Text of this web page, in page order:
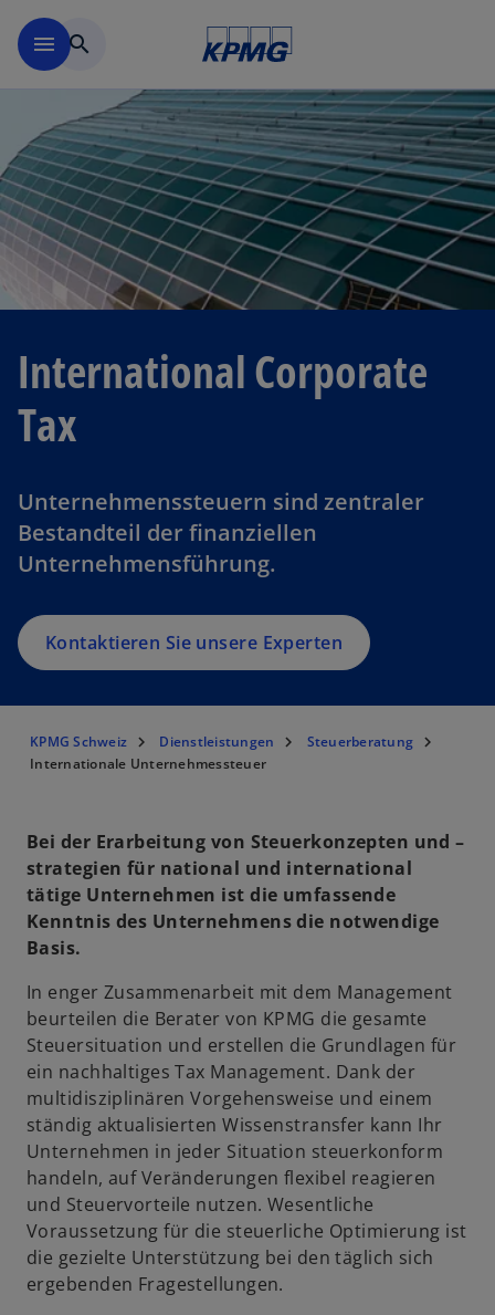
menu search
International Corporate
Tax
Unternehmenssteuern sind zentraler
Bestandteil der finanziellen
Unternehmensführung.
Kontaktieren Sie unsere Experten
KPMG Schweiz Dienstleistungen
Steuerberatung
Internationale Unternehmessteuer
Bei der Erarbeitung von Steuerkonzepten und –
strategien für national und international
tätige Unternehmen ist die umfassende
Kenntnis des Unternehmens die notwendige
Basis.
In enger Zusammenarbeit mit dem Management
beurteilen die Berater von KPMG die gesamte
Steuersituation und erstellen die Grundlagen für
ein nachhaltiges Tax Management. Dank der
multidisziplinären Vorgehensweise und einem
ständig aktualisierten Wissenstransfer kann Ihr
Unternehmen in jeder Situation steuerkonform
handeln, auf Veränderungen flexibel reagieren
und Steuervorteile nutzen. Wesentliche
Voraussetzung für die steuerliche Optimierung ist
die gezielte Unterstützung bei den täglich sich
ergebenden Fragestellungen.